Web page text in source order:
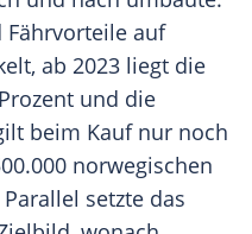
Fährvorteile auf
ab 2023 liegt die
und die
beim Kauf nur noch
norwegischen
setzte das